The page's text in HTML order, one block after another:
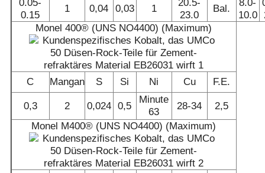
0.05-
0.15
1 0,04 0,03 1
20.5-
23.0
Bal.
8.0-
10.0
Monel 400® (UNS NO4400) (Maximum)
C Mangan S Si Ni Cu F.E.
0,3 2 0,024 0,5
Minute
63
28-34
2,5
Monel M400® (UNS NO4400) (Maximum)